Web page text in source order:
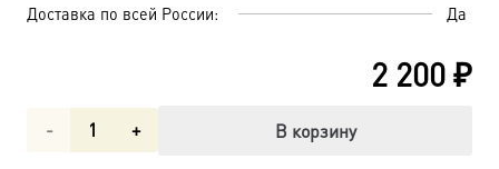
Доставка по всей России: Да
2 200₽
Количество
В корзину